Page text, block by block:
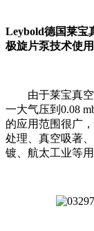
Leybold德国莱宝
极旋片泵技术使
由于莱宝真空
一大气压到0.08
的应用范围很广
处理、真空吸著
镀、航太工业等用